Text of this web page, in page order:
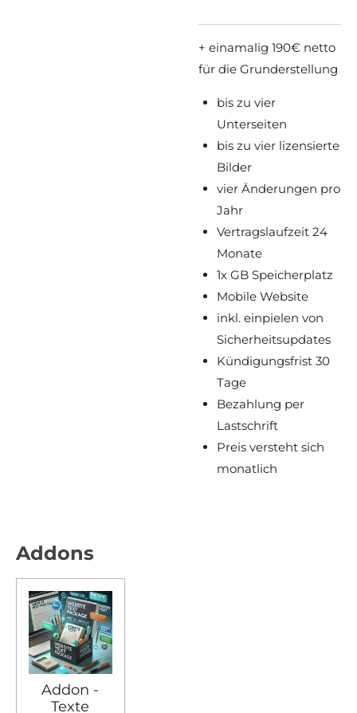
+ einamalig 190€ netto
für die Grunderstellung
bis zu vier
Unterseiten
bis zu vier lizensierte
Bilder
vier Änderungen pro
Jahr
Vertragslaufzeit 24
Monate
1x GB Speicherplatz
Mobile Website
inkl. einpielen von
Sicherheitsupdates
Kündigungsfrist 30
Tage
Bezahlung per
Lastschrift
Preis versteht sich
monatlich
Addons
Addon -
Texte